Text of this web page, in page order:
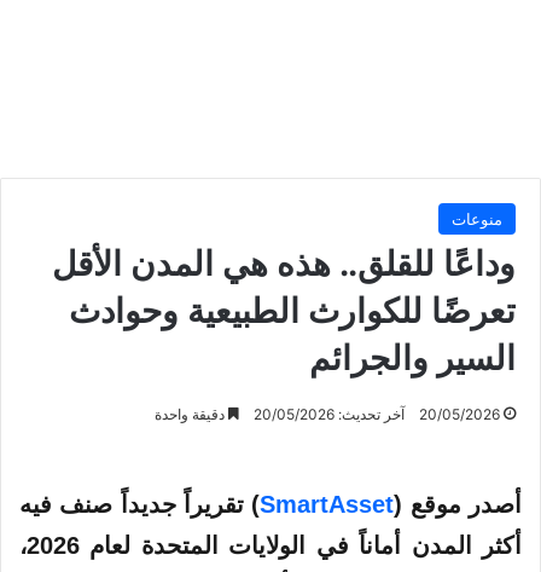
منوعات
وداعًا للقلق.. هذه هي المدن الأقل
تعرضًا للكوارث الطبيعية وحوادث
السير والجرائم
20/05/2026 آخر تحديث: 20/05/2026 دقيقة واحدة
أصدر موقع (SmartAsset) تقريراً جديداً صنف فيه
أكثر المدن أماناً في الولايات المتحدة لعام 2026،